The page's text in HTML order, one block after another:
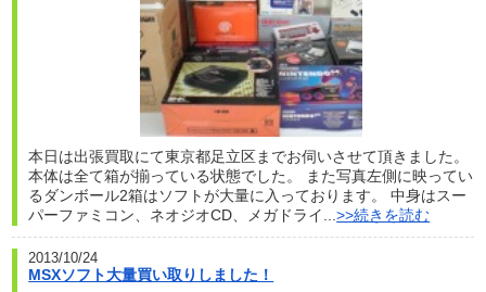
本日は出張買取にて東京都足立区までお伺いさせて頂きました。
本体は全て箱が揃っている状態でした。 また写真左側に映ってい
るダンボール2箱はソフトが大量に入っております。 中身はスー
パーファミコン、ネオジオCD、メガドライ...>>続きを読む
2013/10/24
MSXソフト大量買い取りしました！